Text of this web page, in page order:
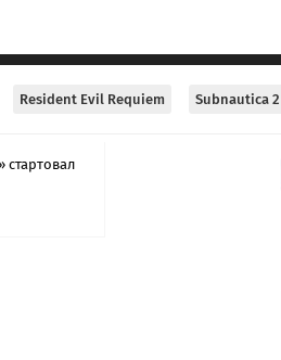
Resident Evil Requiem Subnautica 2
стартовал